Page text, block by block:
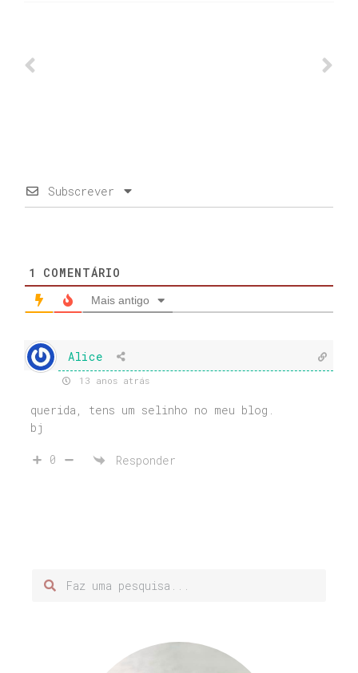
Subscrever
1 COMENTÁRIO
Mais antigo
Alice
13 anos atrás
querida, tens um selinho no meu blog.
bj
0 Responder